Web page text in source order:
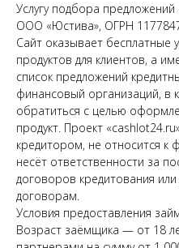
Услугу подбора
ООО «Юстива», ОГРН
Сайт оказывает бесплатные
продуктов для клиентов, а
список предложений
финансовый организаций, в
обратиться с целью
продукт. Проект
кредитором, не относится
несёт ответственности за
договоров кредитования
договорам.
Условия предоставления
Возраст заёмщика — от 18